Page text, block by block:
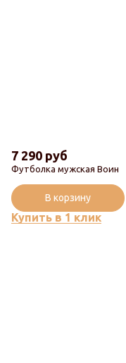
Футболка мужская Воин
7 290 руб
Купить в 1 клик
В корзину